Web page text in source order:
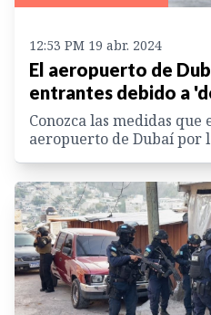
12:53 PM 19 abr. 2024
El aeropuerto de
entrantes debido a
Conozca las medidas que
aeropuerto de Dubaí por